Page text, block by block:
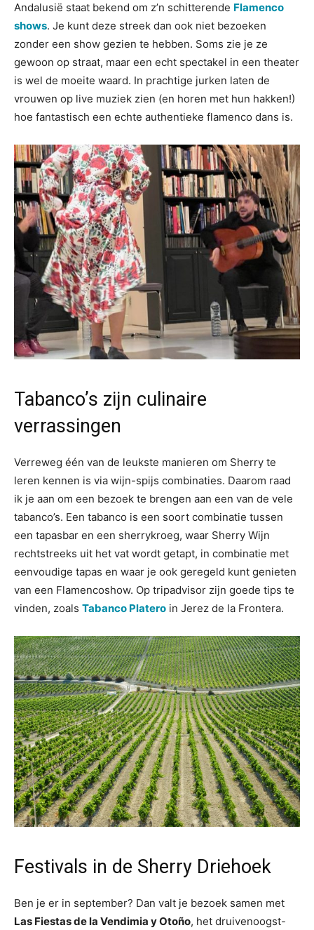
Andalusië staat bekend om z’n schitterende Flamenco
shows. Je kunt deze streek dan ook niet bezoeken
zonder een show gezien te hebben. Soms zie je ze
gewoon op straat, maar een echt spectakel in een theater
is wel de moeite waard. In prachtige jurken laten de
vrouwen op live muziek zien (en horen met hun hakken!)
hoe fantastisch een echte authentieke flamenco dans is.
Tabanco’s zijn culinaire
verrassingen
Verreweg één van de leukste manieren om Sherry te
leren kennen is via wijn-spijs combinaties. Daarom raad
ik je aan om een bezoek te brengen aan een van de vele
tabanco’s. Een tabanco is een soort combinatie tussen
een tapasbar en een sherrykroeg, waar Sherry Wijn
rechtstreeks uit het vat wordt getapt, in combinatie met
eenvoudige tapas en waar je ook geregeld kunt genieten
van een Flamencoshow. Op tripadvisor zijn goede tips te
vinden, zoals Tabanco Platero in Jerez de la Frontera.
Festivals in de Sherry Driehoek
Ben je er in september? Dan valt je bezoek samen met
Las Fiestas de la Vendimia y Otoño, het druivenoogst-